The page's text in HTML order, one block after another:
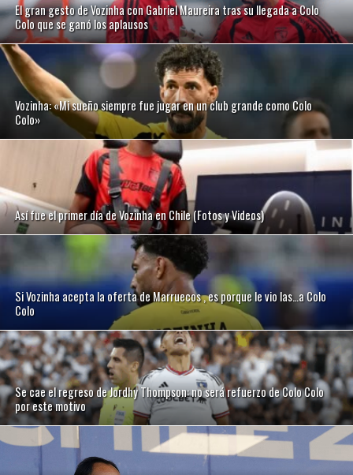
El gran gesto de Vozinha con Gabriel Maureira tras su llegada a Colo
Colo que se ganó los aplausos
Vozinha: «Mi sueño siempre fue jugar en un club grande como Colo
Colo»
Así fue el primer día de Vozinha en Chile (Fotos y Videos)
Si Vozinha acepta la oferta de Marruecos , es porque le vio las…a Colo
Colo
Se cae el regreso de Jordhy Thompson: no será refuerzo de Colo Colo
por este motivo